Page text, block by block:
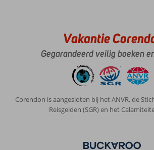
Vakantie
Gegarandeerd veilig boeken
Corendon is aangesloten bij het ANVR, de
Reisgelden (SGR) en het